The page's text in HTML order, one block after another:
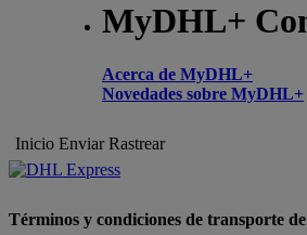
MyDHL+
Acerca de MyDHL+
Novedades sobre MyDHL+
Inicio Enviar Rastrear
Términos y condiciones de transporte